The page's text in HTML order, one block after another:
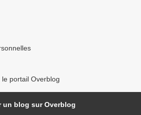
portail Overblog
un blog sur Overblog